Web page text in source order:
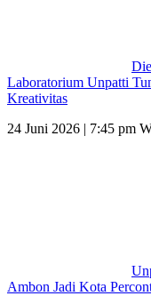
Laboratorium Unpatti
Kreativitas
24 Juni 2026 | 7:45 pm
Ambon Jadi Kota